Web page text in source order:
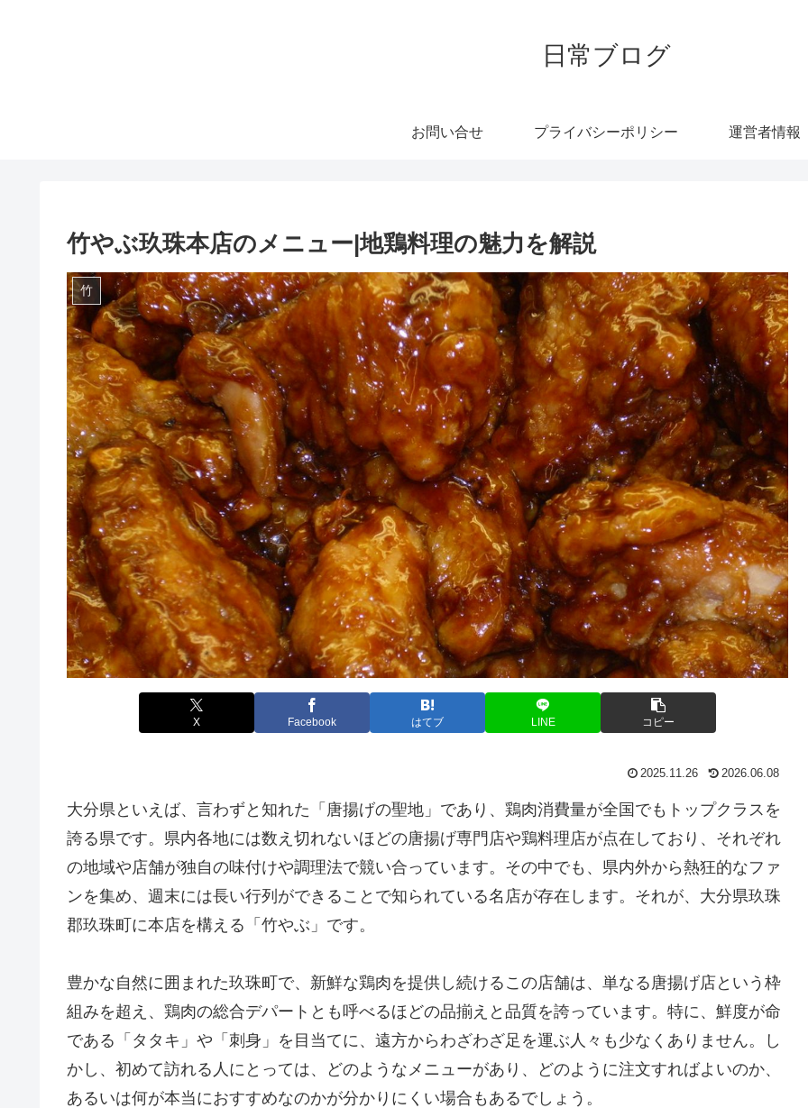
日常ブログ
お問い合せ プライバシーポリシー 運営者情報
竹やぶ玖珠本店のメニュー|地鶏料理の魅力を解説
竹
X Facebook はてブ LINE コピー
2025.11.26 2026.06.08
大分県といえば、言わずと知れた「唐揚げの聖地」であり、鶏肉消費量が全国でもトップクラスを
誇る県です。県内各地には数え切れないほどの唐揚げ専門店や鶏料理店が点在しており、それぞれ
の地域や店舗が独自の味付けや調理法で競い合っています。その中でも、県内外から熱狂的なファ
ンを集め、週末には長い行列ができることで知られている名店が存在します。それが、大分県玖珠
郡玖珠町に本店を構える「竹やぶ」です。
豊かな自然に囲まれた玖珠町で、新鮮な鶏肉を提供し続けるこの店舗は、単なる唐揚げ店という枠
組みを超え、鶏肉の総合デパートとも呼べるほどの品揃えと品質を誇っています。特に、鮮度が命
である「タタキ」や「刺身」を目当てに、遠方からわざわざ足を運ぶ人々も少なくありません。し
かし、初めて訪れる人にとっては、どのようなメニューがあり、どのように注文すればよいのか、
あるいは何が本当におすすめなのかが分かりにくい場合もあるでしょう。